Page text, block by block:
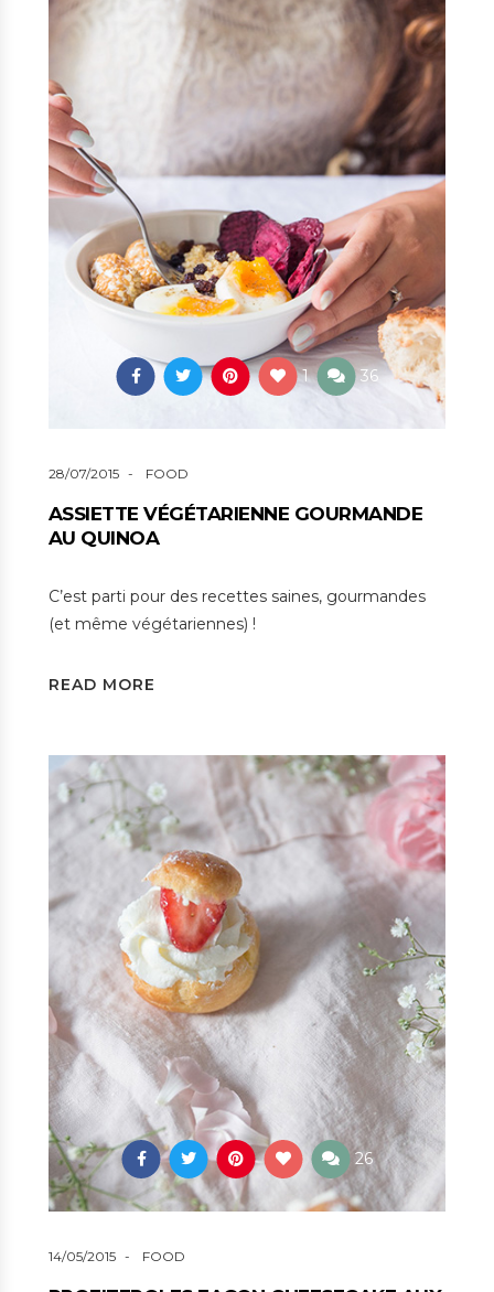
1 36
28/07/2015 FOOD
ASSIETTE VÉGÉTARIENNE GOURMANDE
AU QUINOA
C’est parti pour des recettes saines, gourmandes
(et même végétariennes) !
READ MORE
26
14/05/2015 FOOD